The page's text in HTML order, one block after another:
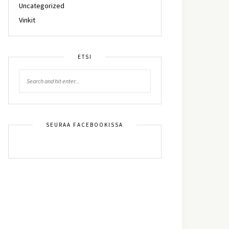
Uncategorized
Vinkit
ETSI
SEURAA FACEBOOKISSA